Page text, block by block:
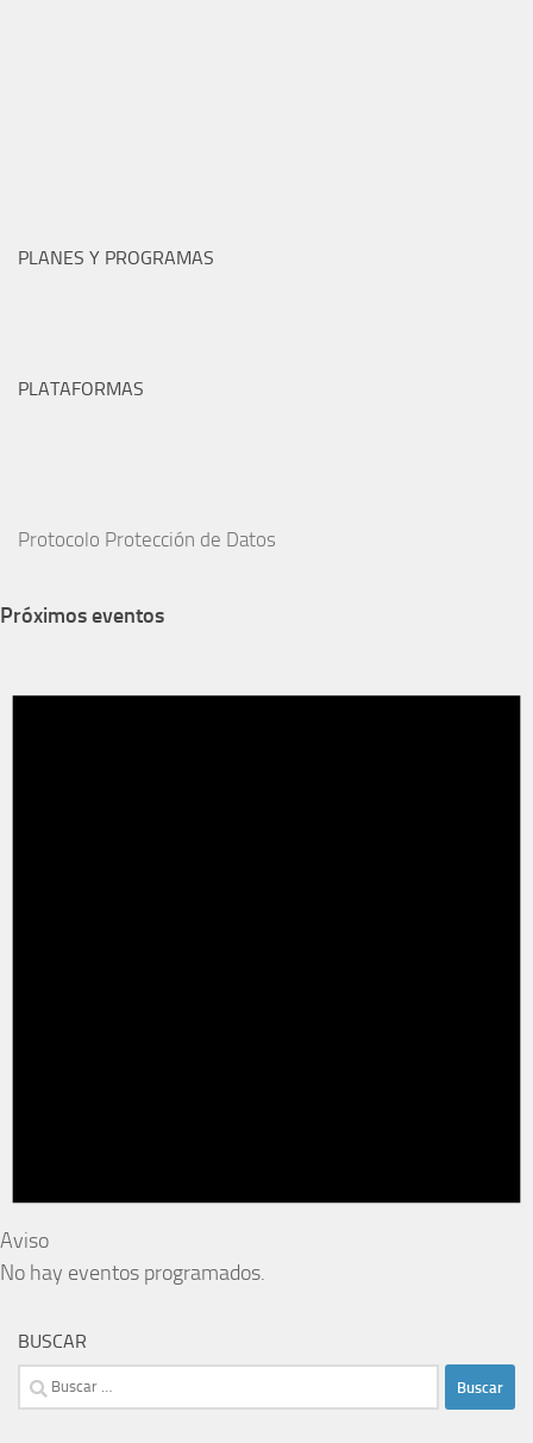
PLANES Y PROGRAMAS
PLATAFORMAS
Protocolo Protección de Datos
Próximos eventos
Aviso
No hay eventos programados.
BUSCAR
Buscar: